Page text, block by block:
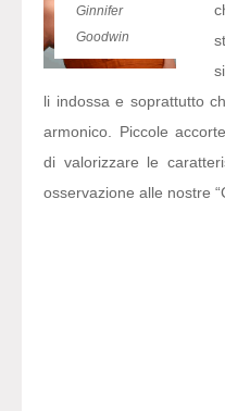
Ginnifer
Goodwin
li indossa e soprattutto
armonico. Piccole
di valorizzare le
osservazione alle nostre